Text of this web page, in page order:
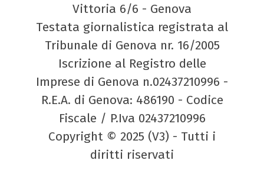
Vittoria 6/6 - Genova
Testata giornalistica registrata al
Tribunale di Genova nr. 16/2005
Iscrizione al Registro delle
Imprese di Genova n.02437210996 -
R.E.A. di Genova: 486190 - Codice
Fiscale / P.Iva 02437210996
Copyright © 2025 (V3) - Tutti i
diritti riservati